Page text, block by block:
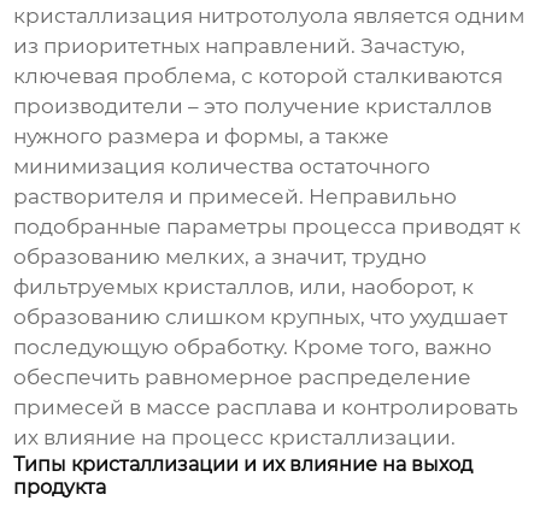
кристаллизация нитротолуола является одним
из приоритетных направлений. Зачастую,
ключевая проблема, с которой сталкиваются
производители – это получение кристаллов
нужного размера и формы, а также
минимизация количества остаточного
растворителя и примесей. Неправильно
подобранные параметры процесса приводят к
образованию мелких, а значит, трудно
фильтруемых кристаллов, или, наоборот, к
образованию слишком крупных, что ухудшает
последующую обработку. Кроме того, важно
обеспечить равномерное распределение
примесей в массе расплава и контролировать
их влияние на процесс кристаллизации.
Типы кристаллизации и их влияние на выход
продукта